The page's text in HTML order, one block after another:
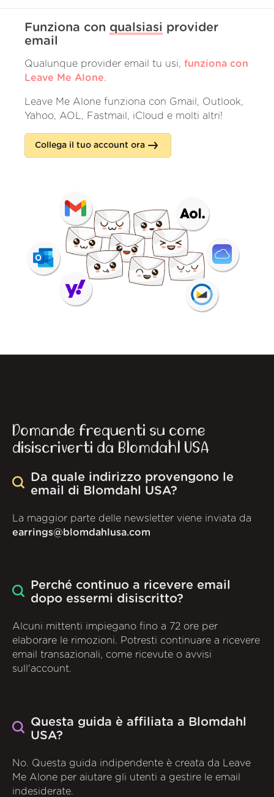
Funziona con qualsiasi provider
email
Qualunque provider email tu usi, funziona con
Leave Me Alone.
Leave Me Alone funziona con Gmail, Outlook,
Yahoo, AOL, Fastmail, iCloud e molti altri!
Collega il tuo account ora
Domande frequenti su come
disiscriverti da Blomdahl USA
Da quale indirizzo provengono le
email di Blomdahl USA?
La maggior parte delle newsletter viene inviata da
earrings@blomdahlusa.com
Perché continuo a ricevere email
dopo essermi disiscritto?
Alcuni mittenti impiegano fino a 72 ore per
elaborare le rimozioni. Potresti continuare a ricevere
email transazionali, come ricevute o avvisi
sull'account.
Questa guida è affiliata a Blomdahl
USA?
No. Questa guida indipendente è creata da Leave
Me Alone per aiutare gli utenti a gestire le email
indesiderate.